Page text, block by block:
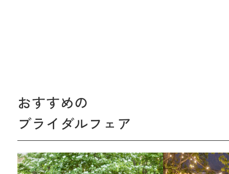
おすすめの
ブライダルフェア